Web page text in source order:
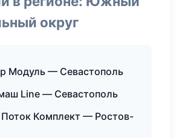
округ
Модуль — Севастополь
Line — Севастополь
Комплект — Ростов-